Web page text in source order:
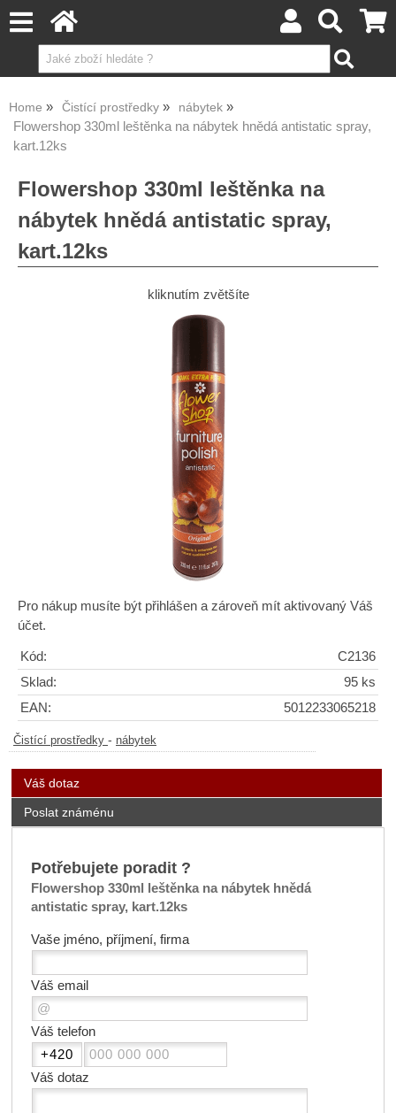
Home Čistící prostředky nábytek
Flowershop 330ml leštěnka na nábytek hnědá antistatic spray,
kart.12ks
Flowershop 330ml leštěnka na
nábytek hnědá antistatic spray,
kart.12ks
kliknutím zvětšíte
Pro nákup musíte být přihlášen a zároveň mít aktivovaný Váš
účet.
Kód:
C2136
Sklad:
95 ks
EAN:
5012233065218
Čistící prostředky - nábytek
Váš dotaz
Poslat známénu
Potřebujete poradit ?
Flowershop 330ml leštěnka na nábytek hnědá
antistatic spray, kart.12ks
Vaše jméno, příjmení, firma
Váš email
Váš telefon
Váš dotaz